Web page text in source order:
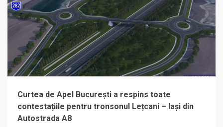
Curtea de Apel București a respins toate
contestațiile pentru tronsonul Lețcani – Iași din
Autostrada A8